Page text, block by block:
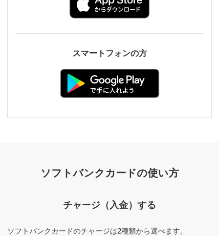
スマートフォンの方
ソフトバンクカードの使い方
チャージ（入金）する
ソフトバンクカードのチャージは2種類から選べます。